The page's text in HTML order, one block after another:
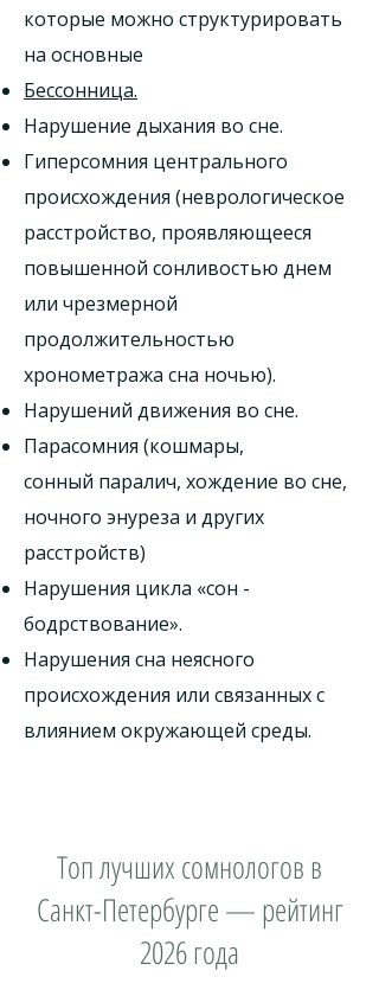
которые можно структурировать
на основные
Бессонница.
Нарушение дыхания во сне.
Гиперсомния центрального
происхождения (неврологическое
расстройство, проявляющееся
повышенной сонливостью днем
или чрезмерной
продолжительностью
хронометража сна ночью).
Нарушений движения во сне.
Парасомния (кошмары,
сонный паралич, хождение во сне,
ночного энуреза и других
расстройств)
Нарушения цикла «сон -
бодрствование».
Нарушения сна неясного
происхождения или связанных с
влиянием окружающей среды.
Топ лучших сомнологов в
Санкт-Петербурге — рейтинг
2026 года